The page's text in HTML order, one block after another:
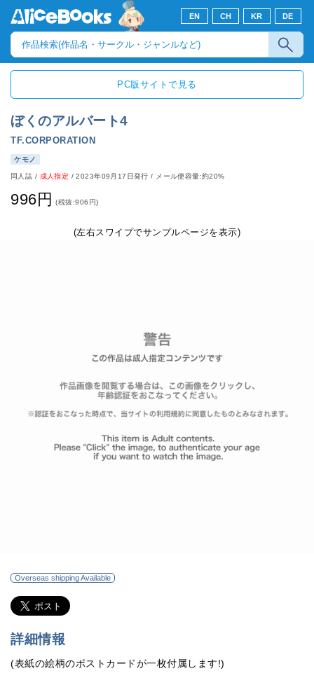
EN CH KR DE
PC版サイトで見る
ぼくのアルバート4
TF.CORPORATION
ケモノ
同人誌 / 成人指定 /2023年09月17日発行 / メール便容量:約20%
996円 (税抜:906円)
(左右スワイプでサンプルページを表示)
Overseas shipping Available
詳細情報
(表紙の絵柄のポストカードが一枚付属します!)